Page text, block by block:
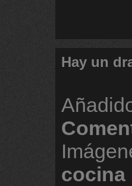
Hay un
cocina